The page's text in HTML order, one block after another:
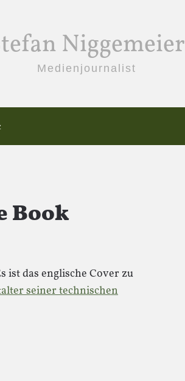
Niggemeier
Medienjournalist
Book
ist das englische Cover zu
seiner technischen